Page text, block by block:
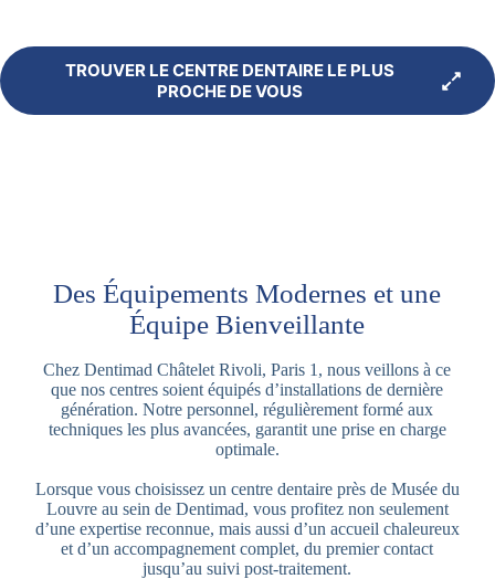
TROUVER LE CENTRE DENTAIRE LE PLUS
PROCHE DE VOUS
Des Équipements Modernes et une
Équipe Bienveillante
Chez Dentimad Châtelet Rivoli, Paris 1, nous veillons à ce
que nos centres soient équipés d’installations de dernière
génération. Notre personnel, régulièrement formé aux
techniques les plus avancées, garantit une prise en charge
optimale.
Lorsque vous choisissez un centre dentaire près de Musée du
Louvre au sein de Dentimad, vous profitez non seulement
d’une expertise reconnue, mais aussi d’un accueil chaleureux
et d’un accompagnement complet, du premier contact
jusqu’au suivi post-traitement.